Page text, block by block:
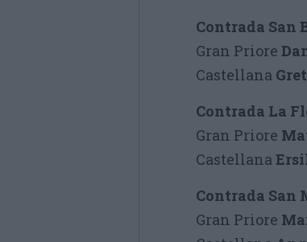
Contrada San
Gran Priore
Castellana
Contrada La
Gran Priore
Castellana
Contrada San
Gran Priore